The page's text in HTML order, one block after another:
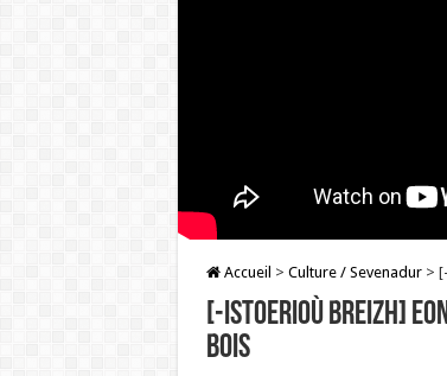
Accueil > Culture / Sevenadur >
[-Istoerioù Breizh]
bois